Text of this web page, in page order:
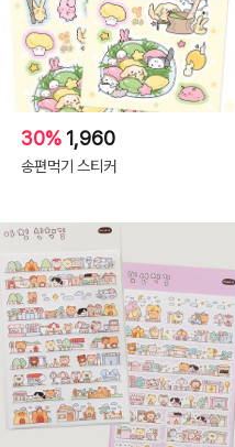
30% 1,960
송편먹기 스티커